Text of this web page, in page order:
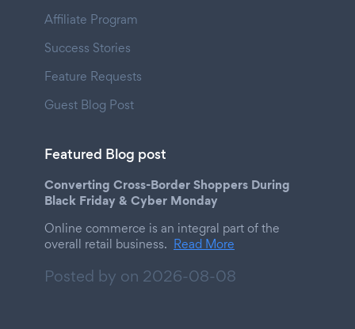
Affiliate Program
Success Stories
Feature Requests
Guest Blog Post
Featured Blog post
Converting Cross-Border Shoppers During
Black Friday & Cyber Monday
Online commerce is an integral part of the
overall retail business. Read More
Posted by on 2026-08-08